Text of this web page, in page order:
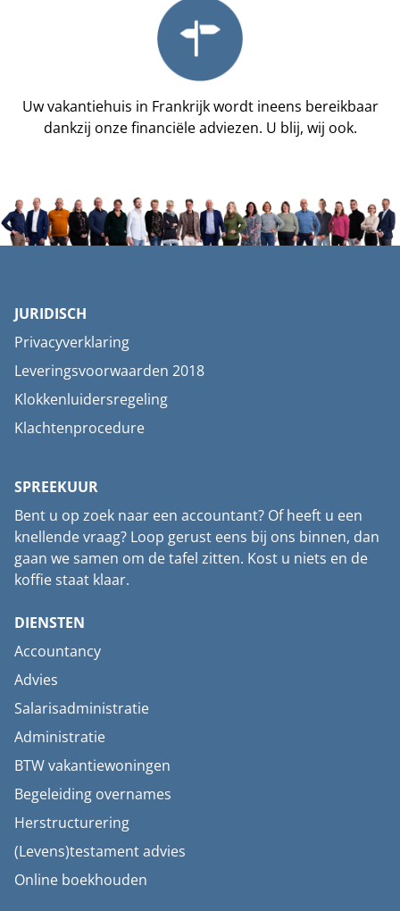
Uw vakantiehuis in Frankrijk wordt ineens bereikbaar
dankzij onze financiële adviezen. U blij, wij ook.
JURIDISCH
Privacyverklaring
Leveringsvoorwaarden 2018
Klokkenluidersregeling
Klachtenprocedure
SPREEKUUR
Bent u op zoek naar een accountant? Of heeft u een
knellende vraag? Loop gerust eens bij ons binnen, dan
gaan we samen om de tafel zitten. Kost u niets en de
koffie staat klaar.
DIENSTEN
Accountancy
Advies
Salarisadministratie
Administratie
BTW vakantiewoningen
Begeleiding overnames
Herstructurering
(Levens)testament advies
Online boekhouden